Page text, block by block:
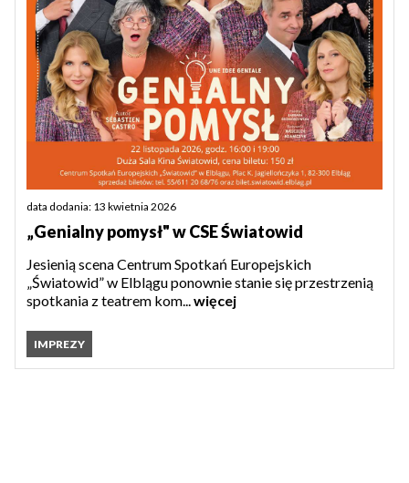
data dodania: 13 kwietnia 2026
„Genialny pomysł" w CSE Światowid
Jesienią scena Centrum Spotkań Europejskich
„Światowid” w Elblągu ponownie stanie się przestrzenią
spotkania z teatrem kom...więcej
IMPREZY